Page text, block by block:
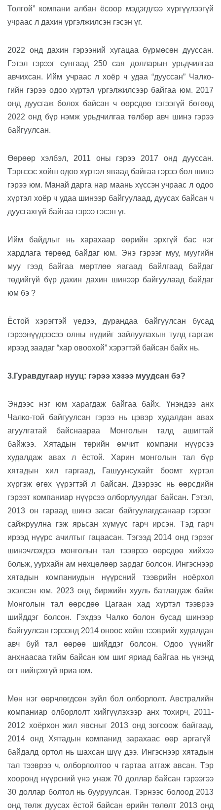
Толгой” компани албан ёсоор мэдэгдлээ хүргүүлээгүй
учраас л дахин үргэлжилсэн гэсэн үг.
2022 онд дахин гэрээний хугацаа бүрмөсөн дууссан.
Гэтэл гэрээг сунгаад 250 сая долларын урьдчилгаа
авчихсан. И йм учрааслхоёр ч удаа “дууссан” Чалко-
гийн гэрээ одоо хүртэл үргэлжилсээр байгаа юм. 2017
онд дуусгаж болох байсан ч өөрсдөөтэгээгүй бөгөөд
2022 онд бүр нэмж урьдчилгаа төлбөр авч шинэ гэрээ
байгуулсан.
Өөрөөр хэлбэл, 2011 оны гэрээ 2017 онд дууссан.
Тэрнээс хойш одоо хүртэл яваад байгаа гэрээ бол шинэ
гэрээ юм. Манай дарга нар маань хүссэн учраас л одоо
хүртэл хоёрч удаа шинээр байгуулаад, дуусах байсан ч
дуусгахгүй байгаа гэрээ гэсэн үг.
Ийм байдлыг нь харахаар өөрийн эрхгүй бас нэг
хардлага төрөөд байдаг юм. Энэ гэрээг муу, муугийн
муу гээд байгаа мөртлөө яагаад байлгаад байдаг
төдийгүй бүр дахин дахин шинээр байгуулаад байдаг
юм бэ ?
Ёстойхэрэгтэй үедээ, дурандаа байгуулсан бусад
гэрээнүүдээсээ олны нүдийг зайлуулахын тулд гаргаж
ирээд заадаг “хар овоохой” хэрэгтэй байсан байх нь.
3.Гуравдугаар нууц: гэрээ хэзээ муудсан бэ?
Эндээс нэг юм харагдаж байгаа байх. Үнэндээ анх
Чалко-той байгуулсан гэрээ нь цэвэр худалдан авах
агуулгатай байснаараа Монголын талд ашигтай
байжээ. Хятадын төрийн өмчит компани нүүрсээ
худалдаж авах л ёстой. Харин монголын тал бүр
хятадын хил гаргаад, Гашуунсухайт боомт хүртэл
хүргэж өгөх үүрэгтэй л байсан.Дээрээс ньөөрсдийн
гэрээт компаниар нүүрсээ олборлуулдаг байсан. Гэтэл,
2013 он гараад шинэ засаг байгуулагдсанааргэрээг
сайжруулна гэж ярьсан хүмүүс гарч ирсэн. Тэд гарч
ирээд нүүрс ачилтыг гацаасан. Тэгээд 2014 онд гэрээг
шинэчлэхдээ монголын тал тээврээ өөрсдөө хийхээ
больж, уурхайн ам нөхцөлөөр зардаг болсон. Ингэснээр
хятадын компаниудын нүүрсний тээврийн ноёрхол
эхэлсэн юм. 2023 онд биржийн хууль батлагдаж байж
Монголын тал өөрсдөө Цагаан хад хүртэл тээврээ
шийддэг болсон. Гэхдээ Чалко болон бусад шинээр
байгуулсан гэрээнд 2014 оноос хойш тээврийг худалдан
авч буй тал өөрөө шийддэг болсон. Одоо үүнийг
анхнаасаа тийм байсан юм шиг яриад байгаа нь үнэнд
огт нийцэхгүй яриа юм.
Мөн нэг өөрчлөгдсөн зүйл бол олборлолт. Австралийн
компаниар олборлолт хийгүүлэхээр анх тохирч, 2011-
2012 хоёрхон жил явсныг 2013 онд зогсоож байгаад,
2014 онд Хятадын компанид зарахаас өөр аргагүй
байдалд ортол нь шахсан шүү дээ. И нгэснээр хятадын
тал тээврээ ч, олборлолтоо ч гартаа атгаж авсан. Тэр
хооронд нүүрсний үнэ унаж 70 доллар байсан гэрээгээ
30 доллар болтол нь бууруулсан. Тэрнээс болоод 2013
онд төлж дуусах ёстой байсан өрийн төлөлт 2013 онд